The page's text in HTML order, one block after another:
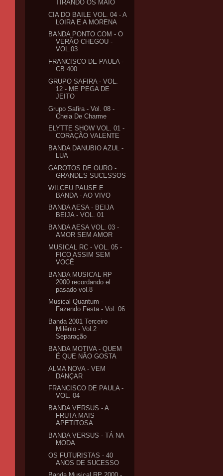
TIRANDO OS MAIÔ
CIA DO BAILE VOL. 04 - A
LOIRA E A MORENA
BANDA PONTO COM - O
VERÃO CHEGOU -
VOL.03
FRANCISCO DE PAULA -
CB 400
GRUPO SAFIRA - VOL.
12 - ME PEGA DE
JEITO
Grupo Safira - Vol. 08 -
Cheia De Charme
ELYTTE SHOW VOL. 01 -
CORAÇÃO VALENTE
BANDA DANUBIO AZUL -
LUA
GAROTOS DE OURO -
GRANDES SUCESSOS
WILCEU PAUSE E
BANDA - AO VIVO
BANDA AESA - BEIJA
BEIJA - VOL. 01
BANDA AESA VOL. 03 -
AMOR SEM AMOR
MUSICAL RC - VOL. 05 -
FICO ASSIM SEM
VOCÊ
BANDA MUSICAL RP
2000 recordando el
pasado vol.8
Musical Quantum -
Fazendo Festa - Vol. 06
Banda 2001 Terceiro
Milênio - Vol.2
Separação
BANDA MOTIVA - QUEM
É QUE NÃO GOSTA
ALMA NOVA - VEM
DANÇAR
FRANCISCO DE PAULA -
VOL. 04
BANDA VERSUS - A
FRUTA MAIS
APETITOSA
BANDA VERSUS - TÁ NA
MODA
OS FUTURISTAS - 40
ANOS DE SUCESSO